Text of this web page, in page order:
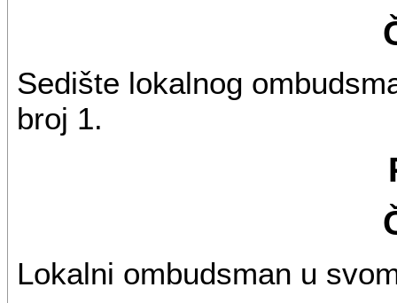
Sedište lokalnog
broj 1.
Lokalni ombudsman u